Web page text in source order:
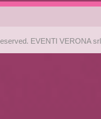
EVENTI VERONA